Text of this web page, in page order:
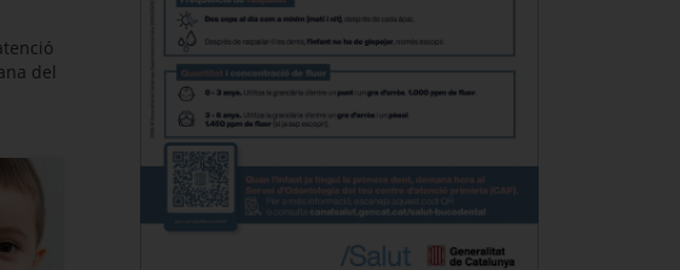
del